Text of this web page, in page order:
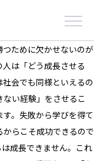
ために欠かせないのが
人は「どう成長させる
会でも同様といえるの
い経験」をさせるこ
。失敗から学びを得て
らこそ成功できるので
成長できません。これ